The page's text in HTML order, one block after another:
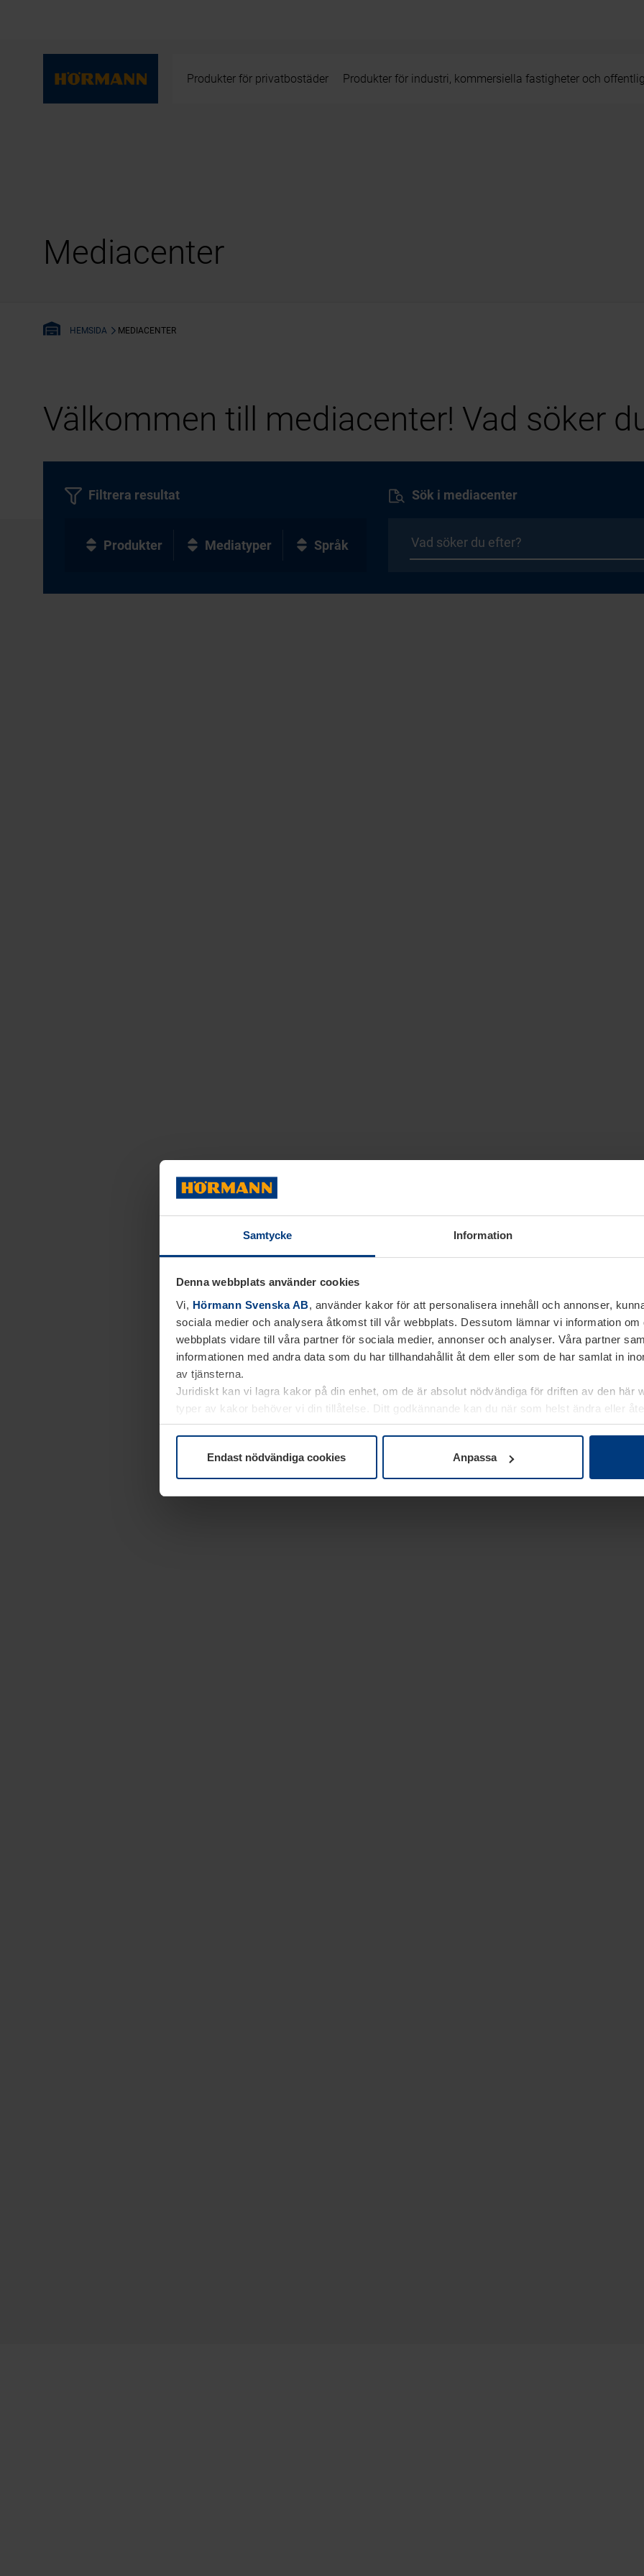
Samtycke Information
Denna webbplats använder cookies
Vi, Hörmann Svenska AB, använder kakor för att personalisera innehåll och annonser,
sociala medier och analysera åtkomst till vår webbplats. Dessutom lämnar vi information om
webbplats vidare till våra partner för sociala medier, annonser och analyser. Våra partner
informationen med andra data som du har tillhandahållit åt dem eller som de har samlat in
av tjänsterna.
Juridiskt kan vi lagra kakor på din enhet, om de är absolut nödvändiga för driften av den här
typer av kakor behöver vi din tillåtelse. Ditt godkännande kan du när som helst ändra eller
kakor underDataskyddsförklaringpå vår webbplats.
Endast nödvändiga cookies Anpassa
Produkter för privatbostäder Produkter för industri, kommersiella fastigheter och
Mediacenter
HEMSIDA MEDIACENTER
Välkommen till mediacenter! Vad söker
Sök i mediacenter
Filtrera resultat
Produkter Mediatyper Språk